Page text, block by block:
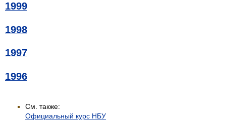
1999
1998
1997
1996
См. также:
Официальный курс НБУ